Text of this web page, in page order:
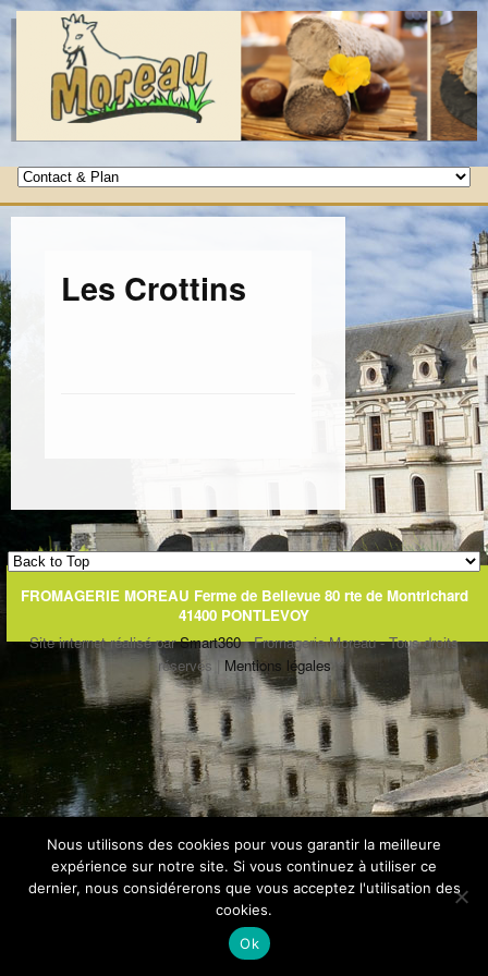
Les Crottins
FROMAGERIE MOREAU Ferme de Bellevue 80 rte de Montrichard
41400 PONTLEVOY
Site internet réalisé parSmart360- Fromagerie Moreau - Tous droits
réservés | Mentions légales
Nous utilisons des cookies pour vous garantir la meilleure
expérience sur notre site. Si vous continuez à utiliser ce
dernier, nous considérerons que vous acceptez l'utilisation des
cookies.
Ok